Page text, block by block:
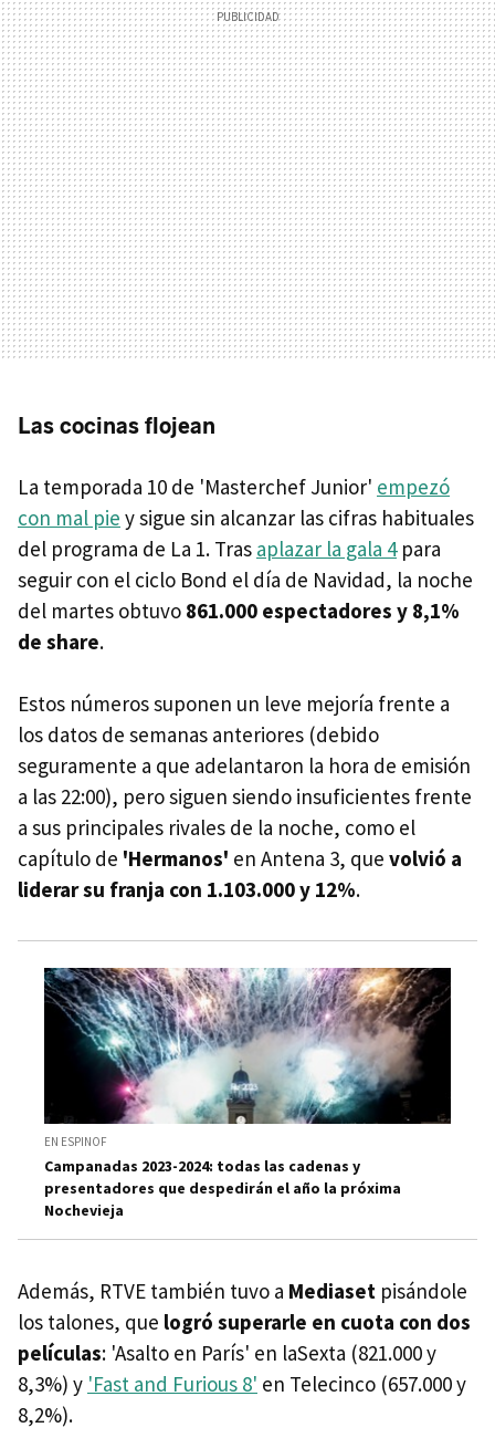
Las cocinas flojean
La temporada 10 de 'Masterchef Junior' empezó
con mal pie y sigue sin alcanzar las cifras habituales
del programa de La 1. Tras aplazar la gala 4para
seguir con el ciclo Bond el día de Navidad, la noche
del martes obtuvo 861.000 espectadores y 8,1%
de share.
Estos números suponen un leve mejoría frente a
los datos de semanas anteriores (debido
seguramente a que adelantaron la hora de emisión
a las 22:00), pero siguen siendo insuficientes frente
a sus principales rivales de la noche, como el
capítulo de 'Hermanos' en Antena 3, que volvió a
liderar su franja con 1.103.000 y 12%.
EN ESPINOF
Campanadas 2023-2024: todas las cadenas y
presentadores que despedirán el año la próxima
Nochevieja
Además, RTVE también tuvo a Mediaset pisándole
los talones, que logró superarle en cuota con dos
películas: 'Asalto en París' en laSexta (821.000 y
8,3%) y 'Fast and Furious 8' en Telecinco (657.000 y
8,2%).